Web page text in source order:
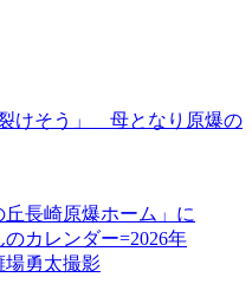
けそう」 母となり原爆の